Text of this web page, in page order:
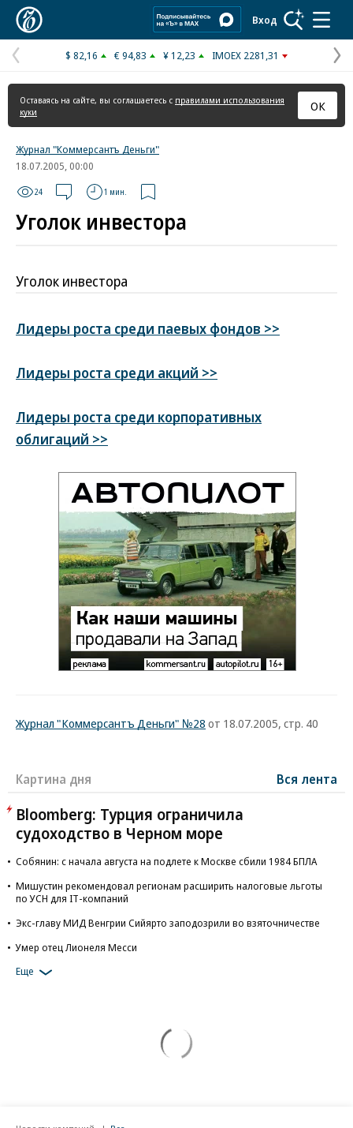
Вход
Предыдущая
страница
$ 82,16 € 94,83 ¥ 12,23 IMOEX 2281,31
Оставаясь на сайте, вы соглашаетесь с правилами использования
куки
ОК
Журнал "Коммерсантъ Деньги"
18.07.2005, 00:00
24 1 мин.
Уголок инвестора
Уголок инвестора
Лидеры роста среди паевых фондов >>
Лидеры роста среди акций >>
Лидеры роста среди корпоративных
облигаций >>
Журнал "Коммерсантъ Деньги" №28 от 18.07.2005, стр. 40
Картина дня Вся лента
Bloomberg: Турция ограничила
судоходство в Черном море
Собянин: с начала августа на подлете к Москве сбили 1984 БПЛА
Мишустин рекомендовал регионам расширить налоговые льготы
по УСН для IT-компаний
Экс-главу МИД Венгрии Сийярто заподозрили во взяточничестве
Умер отец Лионеля Месси
Еще